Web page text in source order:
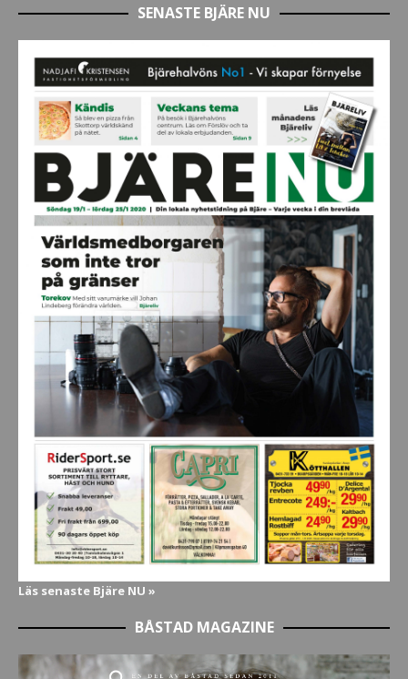
SENASTE BJÄRE NU
Läs senaste Bjäre NU »
BÅSTAD MAGAZINE